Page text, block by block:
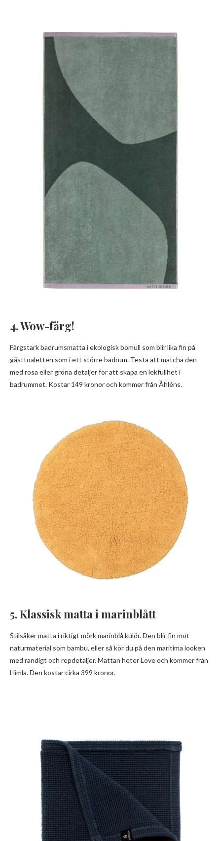
4. Wow-färg!
Färgstark badrumsmatta i ekologisk bomull som blir lika fin på
gästtoaletten som i ett större badrum. Testa att matcha den
med rosa eller gröna detaljer för att skapa en lekfullhet i
badrummet. Kostar 149 kronor och kommer från Åhléns.
5. Klassisk matta i marinblått
Stilsäker matta i riktigt mörk marinblå kulör. Den blir fin mot
naturmaterial som bambu, eller så kör du på den maritima looken
med randigt och repdetaljer. Mattan heter Love och kommer från
Himla. Den kostar cirka 399 kronor.